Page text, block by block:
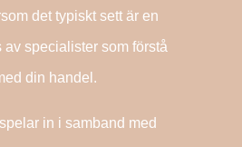
det typiskt sett är en
specialister som förstå
din handel.
in i samband med